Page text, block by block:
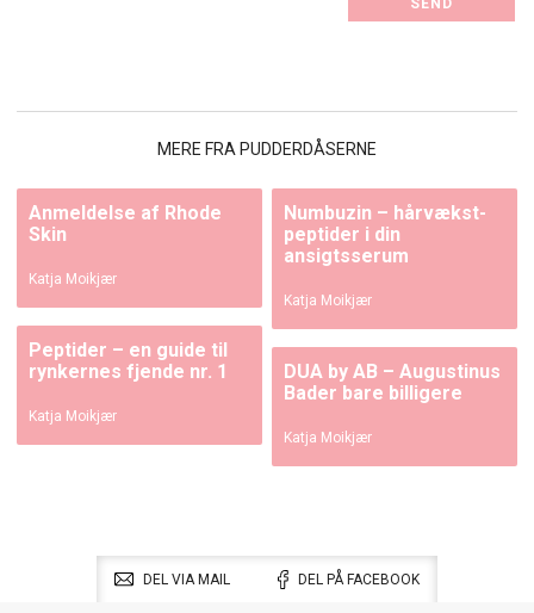
MERE FRA PUDDERDÅSERNE
Anmeldelse af Rhode
Skin
Katja Moikjær
Numbuzin – hårvækst-
peptider i din
ansigtsserum
Katja Moikjær
Peptider – en guide til
rynkernes fjende nr. 1
Katja Moikjær
DUA by AB – Augustinus
Bader bare billigere
Katja Moikjær
DEL VIA MAIL DEL PÅ FACEBOOK